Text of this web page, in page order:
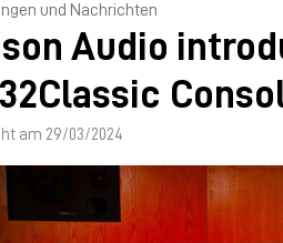
und Nachrichten
Audio
am 29/03/2024